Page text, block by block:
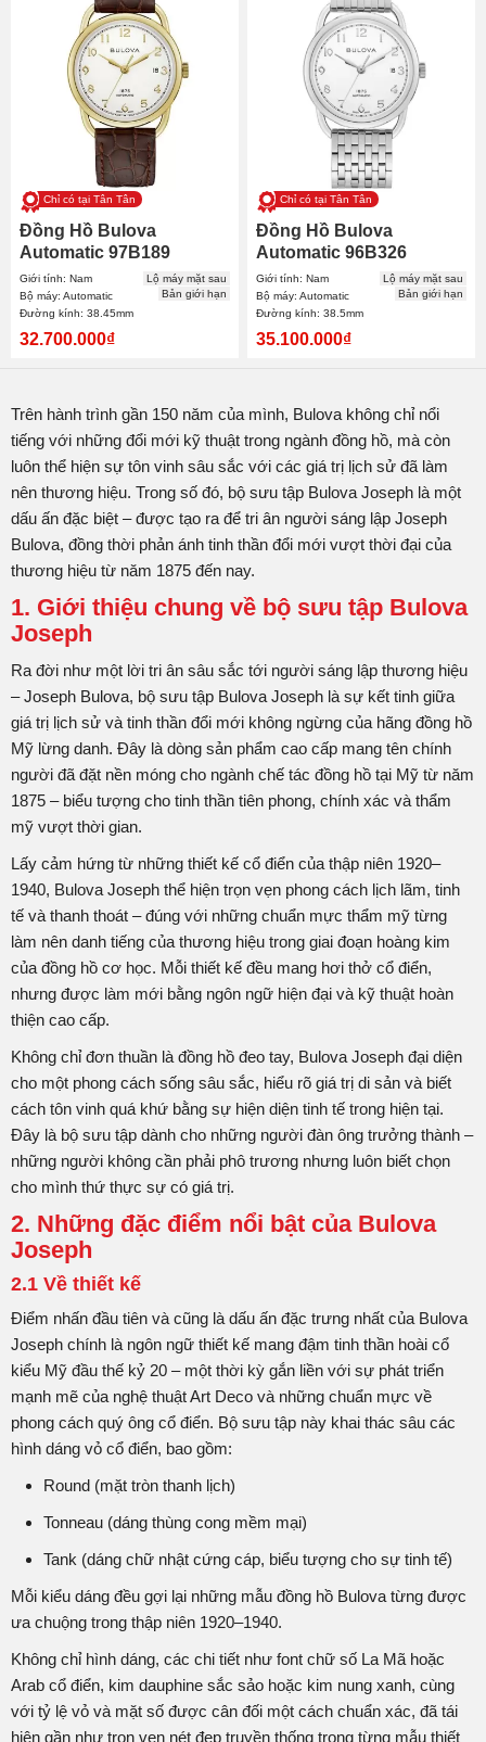
Chỉ có tại Tân Tân
Đồng Hồ Bulova
Automatic 97B189
38.45mm Nam
Giới tính: Nam
Bộ máy: Automatic
Đường kính: 38.45mm
Lộ máy mặt sau
Bản giới hạn
32.700.000₫
Chỉ có tại Tân Tân
Đồng Hồ Bulova
Automatic 96B326
38.5mm Nam
Giới tính: Nam
Bộ máy: Automatic
Đường kính: 38.5mm
Lộ máy mặt sau
Bản giới hạn
35.100.000₫
Trên hành trình gần 150 năm của mình, Bulova không chỉ nổi
tiếng với những đổi mới kỹ thuật trong ngành đồng hồ, mà còn
luôn thể hiện sự tôn vinh sâu sắc với các giá trị lịch sử đã làm
nên thương hiệu. Trong số đó, bộ sưu tập Bulova Joseph là một
dấu ấn đặc biệt – được tạo ra để tri ân người sáng lập Joseph
Bulova, đồng thời phản ánh tinh thần đổi mới vượt thời đại của
thương hiệu từ năm 1875 đến nay.
1. Giới thiệu chung về bộ sưu tập Bulova
Joseph
Ra đời như một lời tri ân sâu sắc tới người sáng lập thương hiệu
– Joseph Bulova, bộ sưu tập Bulova Joseph là sự kết tinh giữa
giá trị lịch sử và tinh thần đổi mới không ngừng của hãng đồng hồ
Mỹ lừng danh. Đây là dòng sản phẩm cao cấp mang tên chính
người đã đặt nền móng cho ngành chế tác đồng hồ tại Mỹ từ năm
1875 – biểu tượng cho tinh thần tiên phong, chính xác và thẩm
mỹ vượt thời gian.
Lấy cảm hứng từ những thiết kế cổ điển của thập niên 1920–
1940, Bulova Joseph thể hiện trọn vẹn phong cách lịch lãm, tinh
tế và thanh thoát – đúng với những chuẩn mực thẩm mỹ từng
làm nên danh tiếng của thương hiệu trong giai đoạn hoàng kim
của đồng hồ cơ học. Mỗi thiết kế đều mang hơi thở cổ điển,
nhưng được làm mới bằng ngôn ngữ hiện đại và kỹ thuật hoàn
thiện cao cấp.
Không chỉ đơn thuần là đồng hồ đeo tay, Bulova Joseph đại diện
cho một phong cách sống sâu sắc, hiểu rõ giá trị di sản và biết
cách tôn vinh quá khứ bằng sự hiện diện tinh tế trong hiện tại.
Đây là bộ sưu tập dành cho những người đàn ông trưởng thành –
những người không cần phải phô trương nhưng luôn biết chọn
cho mình thứ thực sự có giá trị.
2. Những đặc điểm nổi bật của Bulova
Joseph
2.1 Về thiết kế
Điểm nhấn đầu tiên và cũng là dấu ấn đặc trưng nhất của Bulova
Joseph chính là ngôn ngữ thiết kế mang đậm tinh thần hoài cổ
kiểu Mỹ đầu thế kỷ 20 – một thời kỳ gắn liền với sự phát triển
mạnh mẽ của nghệ thuật Art Deco và những chuẩn mực về
phong cách quý ông cổ điển. Bộ sưu tập này khai thác sâu các
hình dáng vỏ cổ điển, bao gồm:
Round (mặt tròn thanh lịch)
Tonneau (dáng thùng cong mềm mại)
Tank (dáng chữ nhật cứng cáp, biểu tượng cho sự tinh tế)
Mỗi kiểu dáng đều gợi lại những mẫu đồng hồ Bulova từng được
ưa chuộng trong thập niên 1920–1940.
Không chỉ hình dáng, các chi tiết như font chữ số La Mã hoặc
Arab cổ điển, kim dauphine sắc sảo hoặc kim nung xanh, cùng
với tỷ lệ vỏ và mặt số được cân đối một cách chuẩn xác, đã tái
hiện gần như trọn vẹn nét đẹp truyền thống trong từng mẫu thiết